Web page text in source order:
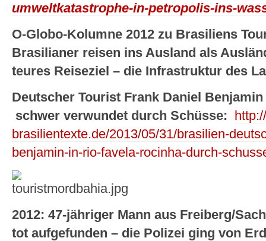
umweltkatastrophe-in-petropolis-ins-
O-Globo-Kolumne 2012 zu Brasiliens
Brasilianer reisen ins Ausland als
teures Reiseziel – die Infrastruktur des
Deutscher Tourist Frank Daniel
schwer verwundet durch Schüsse:
brasilientexte.de/2013/05/31/brasilien-
benjamin-in-rio-favela-rocinha-durch-
2012: 47-jähriger Mann aus Freiberg/
tot aufgefunden – die Polizei ging von